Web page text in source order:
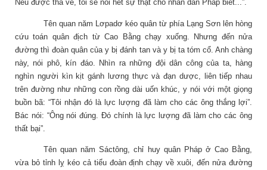
Nếu được tha về, tôi sẽ nói hết sự thật cho nhân dân Pháp biết...”.
Tên quan năm Lơpadơ kéo quân từ phía Lạng Sơn lên hòng
cứu toán quân địch từ Cao Bằng chạy xuống. Nhưng đến nửa
đường thì đoàn quân của y bị đánh tan và y bị ta tóm cổ. Anh chàng
này, nói phô, kín đáo. Nhìn ra những đội dân công của ta, hàng
nghìn người kìn kịt gánh lương thực và đạn dược, liên tiếp nhau
trên đường như những con rồng dài uốn khúc, y nói với một giọng
buồn bã: “Tôi nhận đó là lực lượng đã làm cho các ông thắng lợi”.
Bác nói: “Ông nói đúng. Đó chính là lực lượng đã làm cho các ông
thất bại”.
Tên quan năm Sáctông, chỉ huy quân Pháp ở Cao Bằng,
vừa bỏ tỉnh lỵ kéo cả tiểu đoàn định chạy về xuôi, đến nửa đường